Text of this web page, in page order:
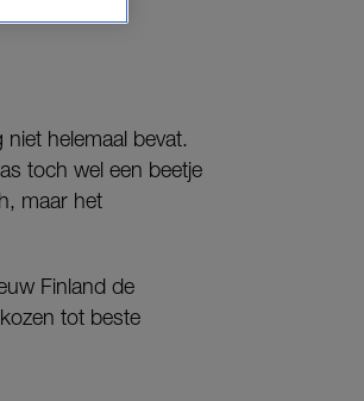
helemaal bevat.
toch wel een beetje
maar het
Finland de
tot beste